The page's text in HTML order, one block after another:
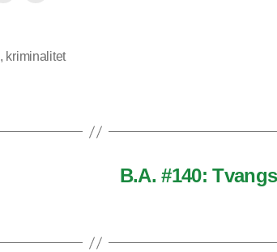
, kriminalitet
B.A. #140: